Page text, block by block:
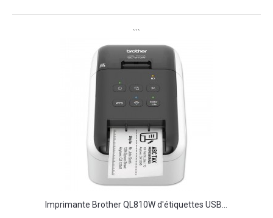
```
Imprimante Brother QL810W d'étiquettes USB...